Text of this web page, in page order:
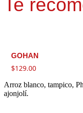
Te
GOHAN
$129.00
Arroz blanco, tampico,
ajonjolí.